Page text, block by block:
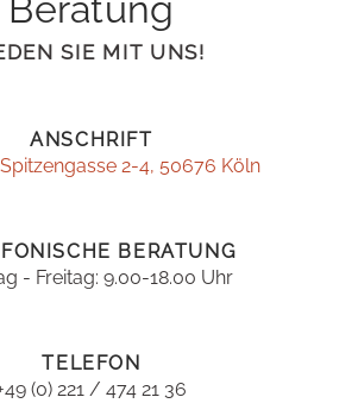
SIE MIT UNS!
ANSCHRIFT
2-4, 50676 Köln
BERATUNG
- Freitag: 9.00-18.00 Uhr
TELEFON
(0) 221 / 474 21 36